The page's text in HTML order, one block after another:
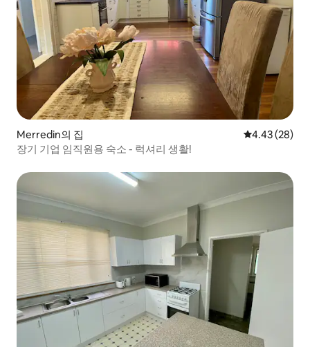
Merredin의 집 평점 4.43점(5
4.43 (28)
장기 기업 임직원용 숙소 - 럭셔리 생활!